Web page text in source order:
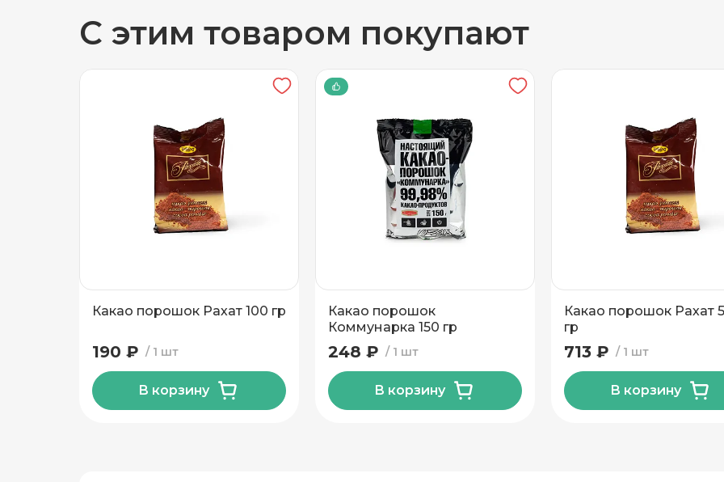
С этим товаром покупают
Какао порошок Рахат 100 гр
1 шт
190 ₽
В корзину
Какао порошок
Коммунарка 150 гр
1 шт
248 ₽
В корзину
Какао порошок Рахат
гр
1 шт
713 ₽
В корзину